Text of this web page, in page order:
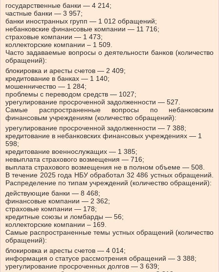
государственные банки — 4 214;
частные банки — 3 957;
банки иностранных групп — 1 012 обращений;
небанковские финансовые компании — 11 716;
страховые компании — 1 473;
коллекторские компании ‒ 1 509.
Часто задаваемые вопросы о деятельности банков (количество
обращений):
блокировка и аресты счетов — 2 409;
кредитование в банках — 1 140;
мошенничество — 1 284;
проблемы с переводом средств — 1027;
урегулирование просроченной задолженности — 527.
Самые распространенные вопросы по небанковским
финансовым учреждениям (количество обращений):
урегулирование просроченной задолженности — 7 388;
кредитование в небанковских финансовых учреждениях — 1
598;
кредитование военнослужащих — 1 385;
невыплата страхового возмещения — 716;
выплата страхового возмещения не в полном объеме — 508.
В течение 2025 года НБУ обработал 32 486 устных обращений.
Распределение по типам учреждений (количество обращений):
действующие банки — 8 468;
финансовые компании — 2 362;
страховые компании — 178;
кредитные союзы и ломбарды — 56;
коллекторские компании ‒ 169.
Самые распространенные темы устных обращений (количество
обращений):
блокировка и аресты счетов — 4 014;
информация о статусе рассмотрения обращений — 3 388;
урегулирование просроченных долгов — 3 639;